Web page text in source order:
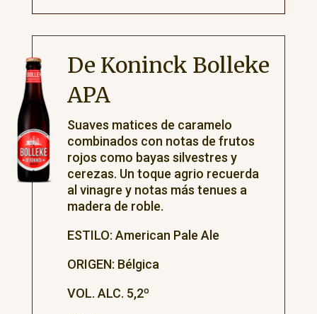
De Koninck Bolleke
APA
Suaves matices de caramelo
combinados con notas de frutos
rojos como bayas silvestres y
cerezas. Un toque agrio recuerda
al vinagre y notas más tenues a
madera de roble.
ESTILO: American Pale Ale
ORIGEN: Bélgica
VOL. ALC. 5,2º